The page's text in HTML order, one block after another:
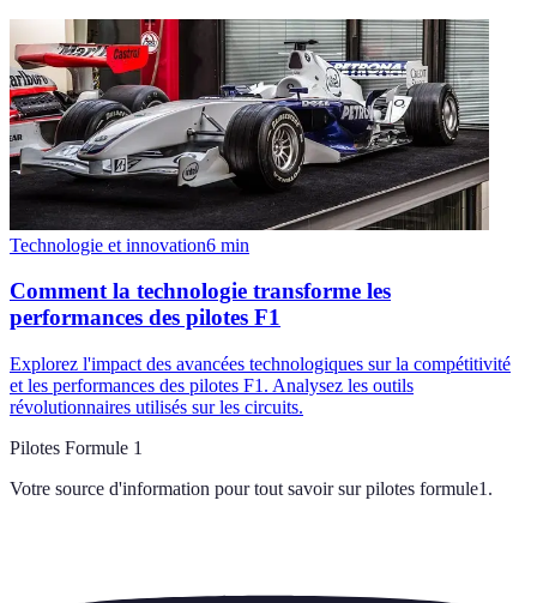
Technologie et innovation6 min
Comment la technologie transforme les
performances des pilotes F1
Explorez l'impact des avancées technologiques sur la compétitivité
et les performances des pilotes F1. Analysez les outils
révolutionnaires utilisés sur les circuits.
Pilotes Formule 1
Votre source d'information pour tout savoir sur pilotes formule1 .